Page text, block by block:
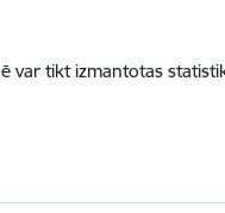
var tikt izmantotas